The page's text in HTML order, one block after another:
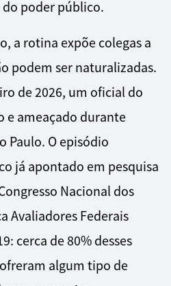
poder público.
a rotina expõe colegas a
podem ser naturalizadas.
de 2026, um oficial do
e ameaçado durante
Paulo. O episódio
já apontado em pesquisa
Nacional dos
Avaliadores Federais
cerca de 80% desses
algum tipo de